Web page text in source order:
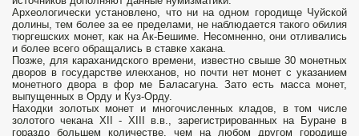
Археологически установлено, что ни на одном городище Чуйской
долины, тем более за ее пределами, не наб­людается такого обилия
тюргешских монет, как на Ак-Бешиме. Несомненно, они отливались
и более всего обращались в ставке хакана.
Позже, для караханидского времени, известно свыше 30 монетных
дворов в государстве илекханов, но почти нет монет с указанием
монетного двора в фор­ ме Баласагуна. Зато есть масса монет,
выпущенных в Орду и Куз-Орду.
Находки золотых монет и многочисленных кладов, в том числе
золотого чекана XII - XIII в.в., зарегистрированных на Буране в
гораздо большем количестве, чем на любом другом городище